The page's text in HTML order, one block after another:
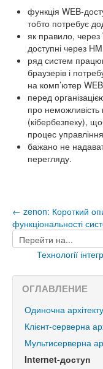
функція WEB-
тобто потребує
як правило, через
доступні через
ряд систем
браузерів і
на комп’ютер WEB
перед
про неможливість
(кібербезпеку),
процес
бажано не
перегляду.
← zenon: Короткий
функціональності
Перейти
на...
Технології
ОГЛАВЛЕНИЕ
Одиночна
Клієнт-серверна
Мультисерверна
Internet-доступ